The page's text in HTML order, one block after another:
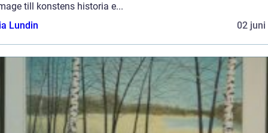
till konstens historia e...
Lundin
02 juni